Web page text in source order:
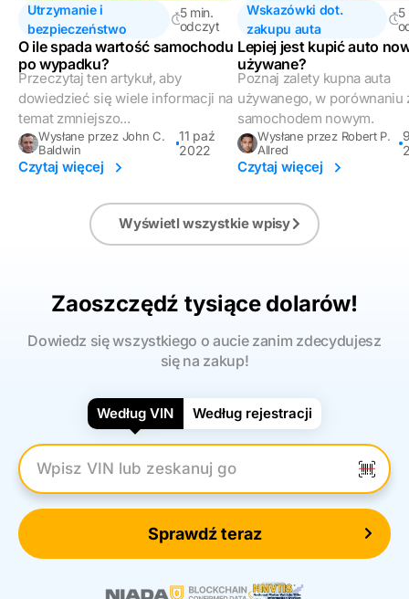
Utrzymanie i
bezpieczeństwo
5 min.
odczyt
O ile spada wartość samochodu
po wypadku?
Przeczytaj ten artykuł, aby
dowiedzieć się wiele informacji na
temat zmniejszo...
Wysłane przez John C.
Baldwin
11 paź
2022
Czytaj więcej
Wskazówki dot.
zakupu auta
5
Lepiej jest kupić auto
używane?
Poznaj zalety kupna auta
używanego, w porównaniu
samochodem nowym.
Wysłane przez Robert P.
Allred
Czytaj więcej
Wyświetl wszystkie wpisy
Zaoszczędź tysiące dolarów!
Dowiedz się wszystkiego o aucie zanim zdecydujesz
się na zakup!
Według VIN Według rejestracji
Wpisz numer VIN
Sprawdź teraz